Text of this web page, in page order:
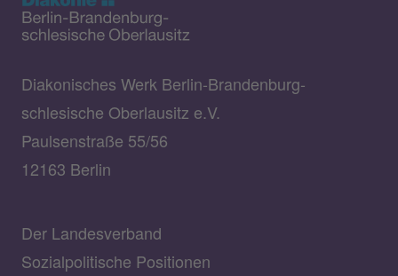
Diakonisches Werk Berlin-Brandenburg-
schlesische Oberlausitz e.V.
Paulsenstraße 55/56
12163 Berlin
Der Landesverband
Sozialpolitische Positionen